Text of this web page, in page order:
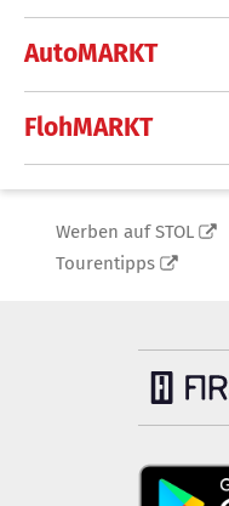
AutoMARKT
FlohMARKT
Werben auf STOL
Tourentipps